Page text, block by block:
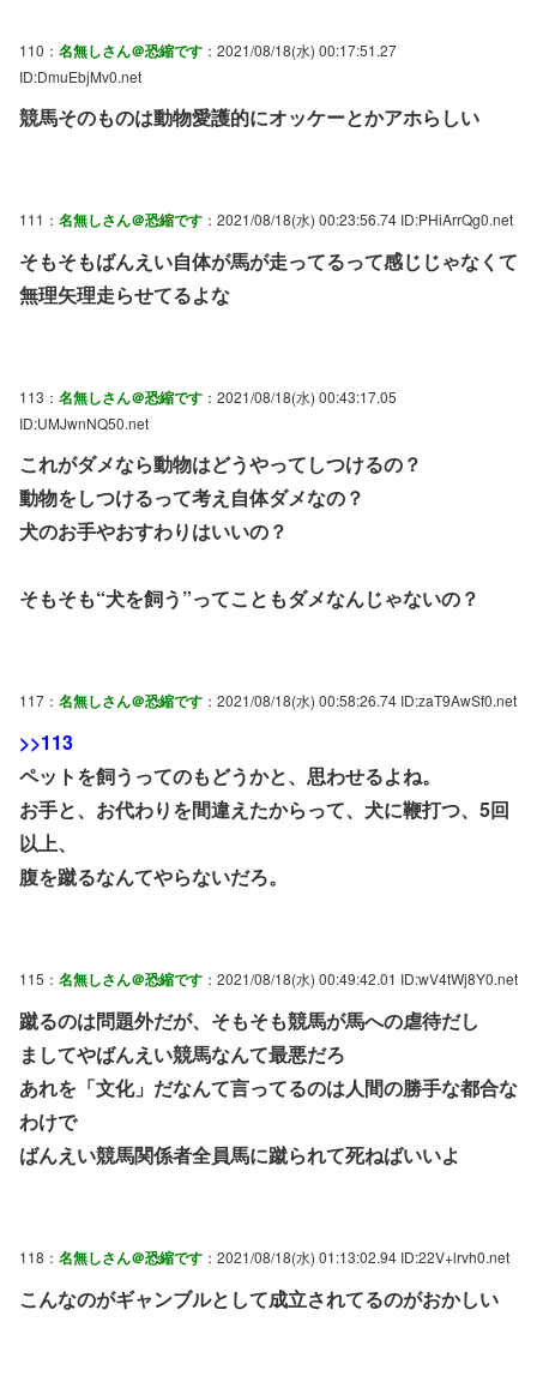
110： 名無しさん＠恐縮です ：2021/08/18(水) 00:17:51.27
ID:DmuEbjMv0.net
競馬そのものは動物愛護的にオッケーとかアホらしい
111： 名無しさん＠恐縮です ：2021/08/18(水) 00:23:56.74 ID:PHiArrQg0.net
そもそもばんえい自体が馬が走ってるって感じじゃなくて
無理矢理走らせてるよな
113： 名無しさん＠恐縮です ：2021/08/18(水) 00:43:17.05
ID:UMJwnNQ50.net
これがダメなら動物はどうやってしつけるの？
動物をしつけるって考え自体ダメなの？
犬のお手やおすわりはいいの？
そもそも“犬を飼う”ってこともダメなんじゃないの？
117： 名無しさん＠恐縮です ：2021/08/18(水) 00:58:26.74 ID:zaT9AwSf0.net
>>113
ペットを飼うってのもどうかと、思わせるよね。
お手と、お代わりを間違えたからって、犬に鞭打つ、5回
以上、
腹を蹴るなんてやらないだろ。
115： 名無しさん＠恐縮です ：2021/08/18(水) 00:49:42.01 ID:wV4tWj8Y0.net
蹴るのは問題外だが、そもそも競馬が馬への虐待だし
ましてやばんえい競馬なんて最悪だろ
あれを「文化」だなんて言ってるのは人間の勝手な都合な
わけで
ばんえい競馬関係者全員馬に蹴られて死ねばいいよ
118： 名無しさん＠恐縮です ：2021/08/18(水) 01:13:02.94 ID:22V+lrvh0.net
こんなのがギャンブルとして成立されてるのがおかしい